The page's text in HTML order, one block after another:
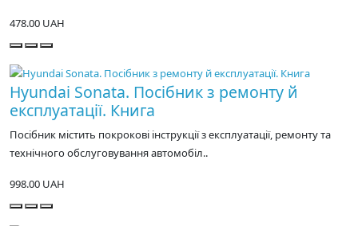
478.00 UAH
Hyundai Sonata. Посібник з ремонту й
експлуатації. Книга
Посібник містить покрокові інструкції з експлуатації, ремонту та
технічного обслуговування автомобіл..
998.00 UAH